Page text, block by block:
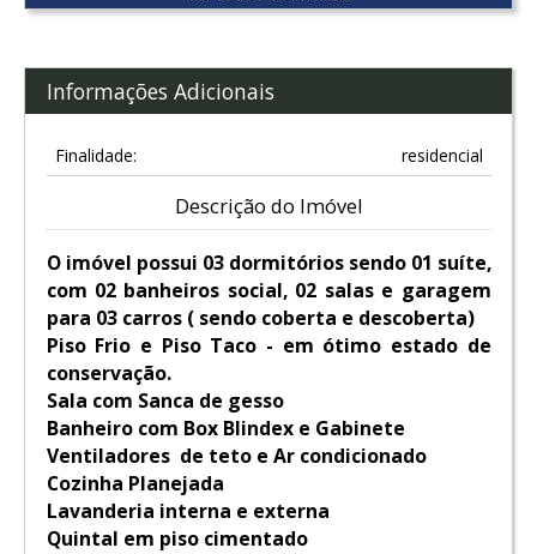
Informações Adicionais
Finalidade: residencial
Descrição do Imóvel
O imóvel possui 03 dormitórios sendo 01 suíte,
com 02 banheiros social, 02 salas e garagem
para 03 carros ( sendo coberta e descoberta)
Piso Frio e Piso Taco - em ótimo estado de
conservação.
Sala com Sanca de gesso
Banheiro com Box Blindex e Gabinete
Ventiladores de teto e Ar condicionado
Cozinha Planejada
Lavanderia interna e externa
Quintal em piso cimentado